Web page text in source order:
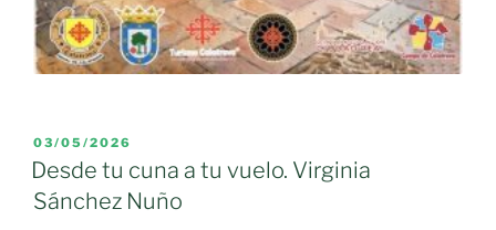
PUBLICADO
EL
03/05/2026
Desde tu cuna a tu vuelo. Virginia
Sánchez Nuño